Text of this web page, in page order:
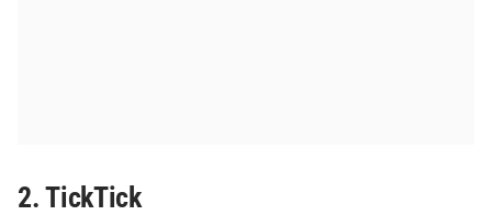
2. TickTick